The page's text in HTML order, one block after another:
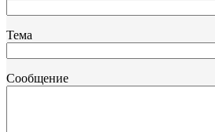
Тема
Сообщение